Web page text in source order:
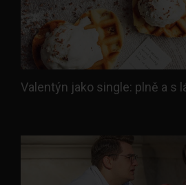
Valentýn jako single: plně a s